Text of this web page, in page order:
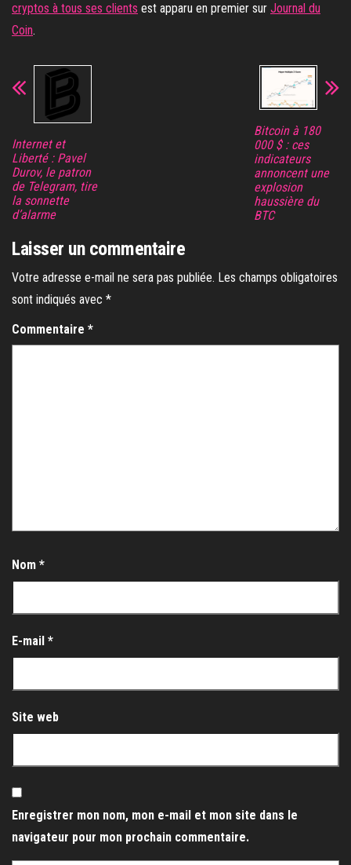
cryptos à tous ses clients est apparu en premier sur Journal du
Coin.
Internet et
Liberté : Pavel
Durov, le patron
de Telegram, tire
la sonnette
d’alarme
Bitcoin à 180
000 $ : ces
indicateurs
annoncent une
explosion
haussière du
BTC
Laisser un commentaire
Votre adresse e-mail ne sera pas publiée. Les champs obligatoires
sont indiqués avec *
Commentaire *
Nom *
E-mail *
Site web
Enregistrer mon nom, mon e-mail et mon site dans le
navigateur pour mon prochain commentaire.